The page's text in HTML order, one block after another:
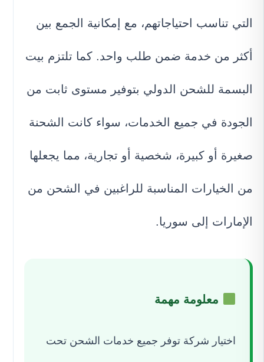
التي تناسب احتياجاتهم، مع إمكانية الجمع بين
أكثر من خدمة ضمن طلب واحد. كما تلتزم بيت
البسمة للشحن الدولي بتوفير مستوى ثابت من
الجودة في جميع الخدمات، سواء كانت الشحنة
صغيرة أو كبيرة، شخصية أو تجارية، مما يجعلها
من الخيارات المناسبة للراغبين في الشحن من
الإمارات إلى سوريا.
معلومة مهمة
اختيار شركة توفر جميع خدمات الشحن تحت